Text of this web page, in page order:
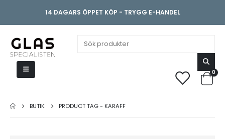
14 DAGARS ÖPPET KÖP - TRYGG E-HANDEL
0
BUTIK PRODUCT TAG -KARAFF